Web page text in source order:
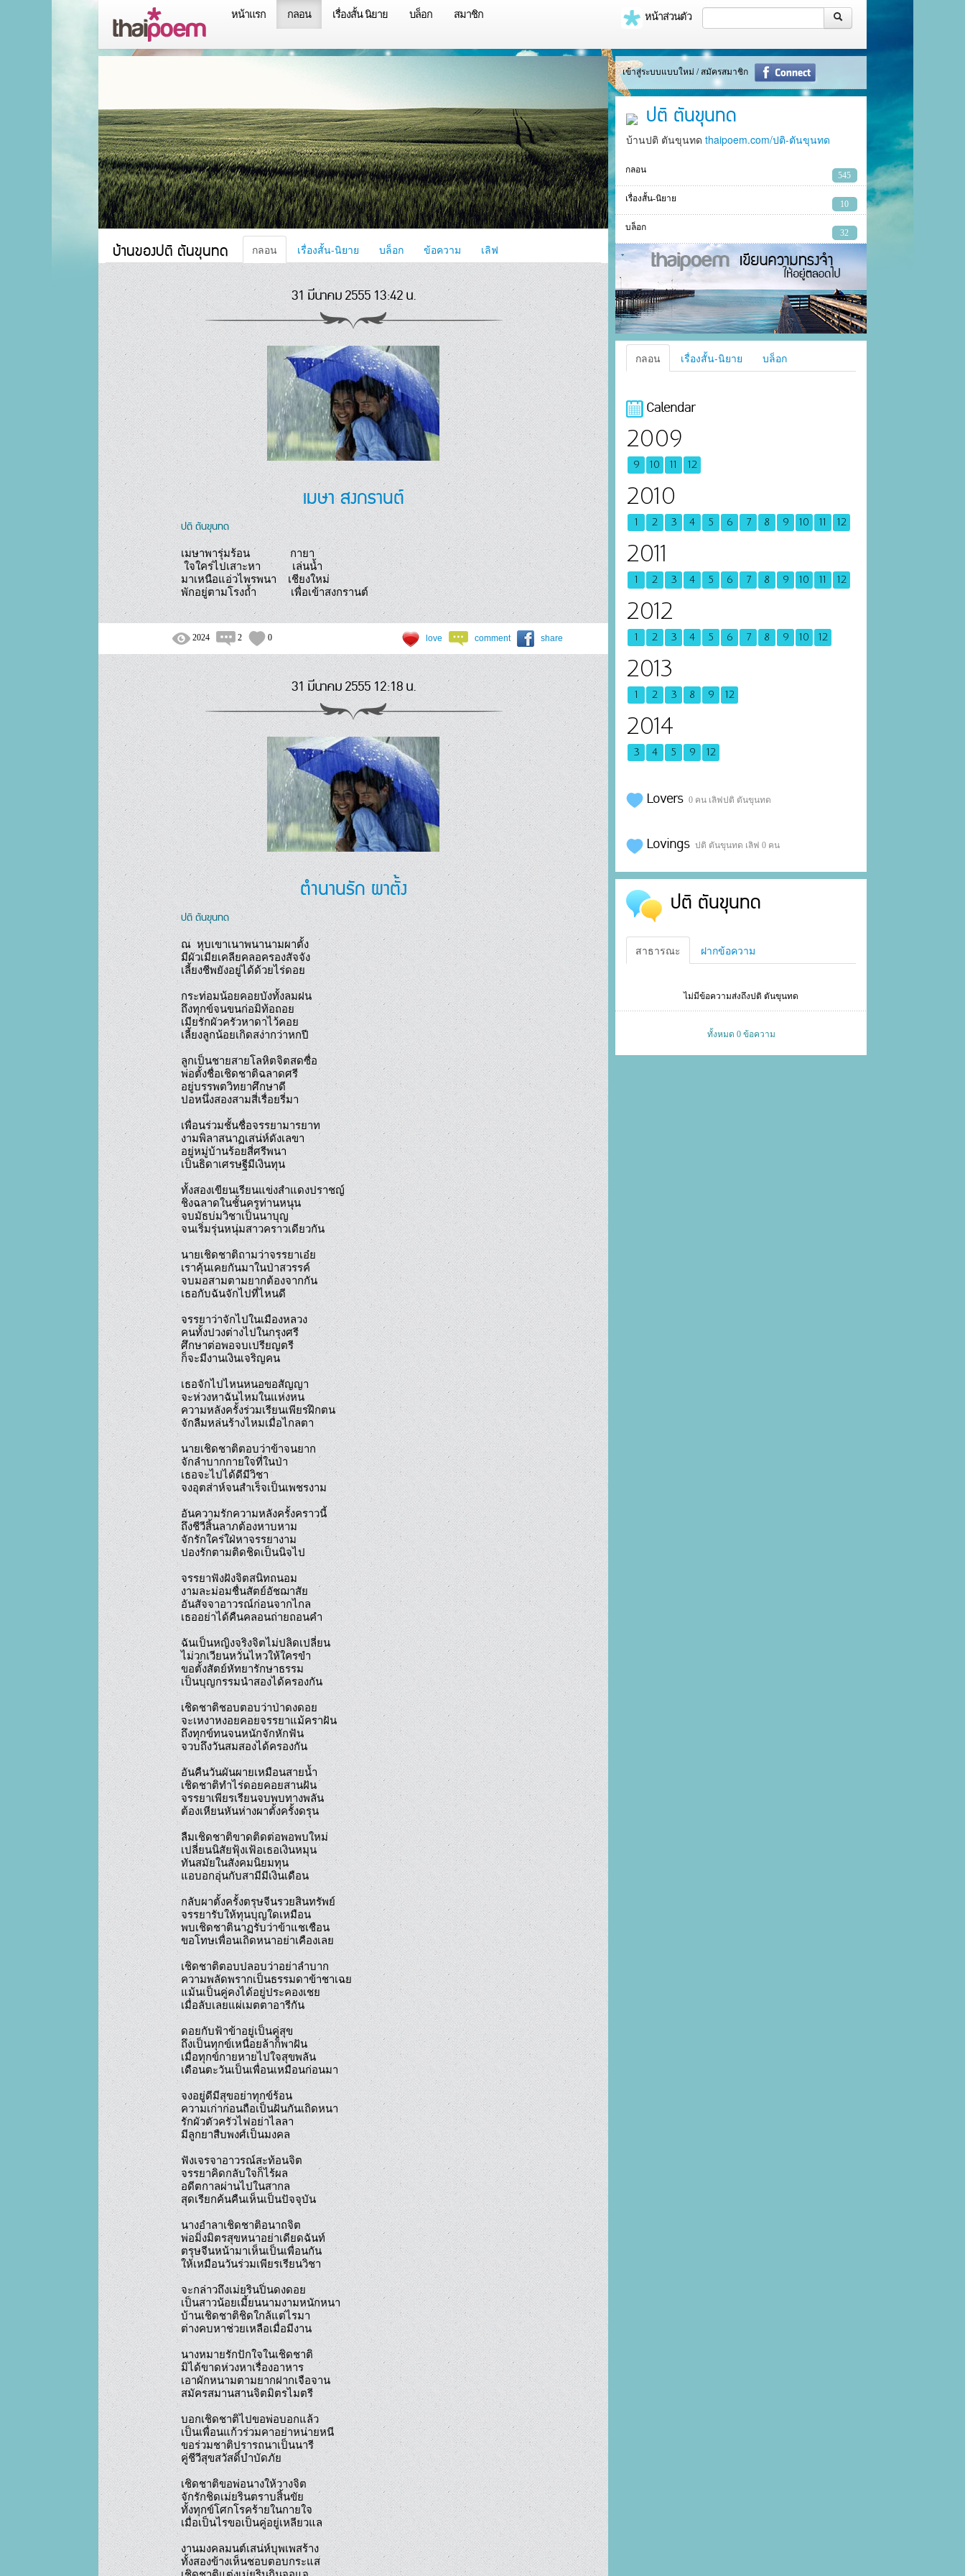
หน้าแรก กลอน เรื่องสั้น นิยาย บล็อก สมาชิก หน้าส่วนตัว
บ้านของปติ ตันขุนทด กลอน เรื่องสั้น-นิยาย บล็อก ข้อความ เลิฟ
31 มีนาคม 2555 13:42 น.
เมษา สงกรานต์
ปติ ตันขุนทด
เมษาพารุ่มร้อน              กายา
ใจใคร่ไปเสาะหา           เล่นน้ำ
มาเหนือแอ่วไพรพนา    เชียงใหม่
พักอยู่ตามโรงถ้ำ            เพื่อเข้าสงกรานต์
2024 2 0 love comment share
31 มีนาคม 2555 12:18 น.
ตำนานรัก ผาตั้ง
ปติ ตันขุนทด
ณ  หุบเขาเนาพนานามผาตั้ง
มีผัวเมียเคลียคลอครองสัจจัง
เลี้ยงชีพยังอยู่ได้ด้วยไร่ดอย
กระท่อมน้อยคอยบังทั้งลมฝน
ถึงทุกข์จนขนก่อมิท้อถอย
เมียรักผัวครัวหาดาไว้คอย
เลี้ยงลูกน้อยเกิดสง่ากว่าหกปี
ลูกเป็นชายสายโลหิตจิตสดซื่อ
พ่อตั้งชื่อเชิดชาติฉลาดศรี
อยู่บรรพตวิทยาศึกษาดี
ปอหนึ่งสองสามสี่เรื่อยรี่มา
เพื่อนร่วมชั้นชื่อจรรยามารยาท
งามพิลาสนาฏเสน่ห์ดังเลขา
อยู่หมู่บ้านร้อยสี่ศรีพนา
เป็นธิดาเศรษฐีมีเงินทุน
ทั้งสองเขียนเรียนแข่งสำแดงปราชญ์
ชิงฉลาดในชั้นครูท่านหนุน
จบมัธบ่มวิชาเป็นนาบุญ
จนเริ่มรุ่นหนุ่มสาวคราวเดียวกัน
นายเชิดชาติถามว่าจรรยาเอ๋ย
เราคุ้นเคยกันมาในป่าสวรรค์
จบมอสามตามยากต้องจากกัน
เธอกับฉันจักไปที่ไหนดี
จรรยาว่าจักไปในเมืองหลวง
คนทั้งปวงต่างไปในกรุงศรี
ศึกษาต่อพอจบเปรียญตรี
ก็จะมีงานเงินเจริญคน
เธอจักไปไหนหนอขอสัญญา
จะห่วงหาฉันไหมในแห่งหน
ความหลังครั้งร่วมเรียนเพียรฝึกตน
จักลืมหล่นร้างไหมเมื่อไกลตา
นายเชิดชาติตอบว่าข้าจนยาก
จักลำบากกายใจที่ในป่า
เธอจะไปได้ดีมีวิชา
จงอุตส่าห์จนสำเร็จเป็นเพชรงาม
อันความรักความหลังครั้งคราวนี้
ถึงชีวีสิ้นลาภต้องหาบหาม
จักรักใคร่ใฝ่หาจรรยางาม
ปองรักตามติดชิดเป็นนิจไป
จรรยาฟังฝังจิตสนิทถนอม
งามละม่อมชื่นสัตย์อัชฌาสัย
อันสัจจาอาวรณ์ก่อนจากไกล
เธออย่าได้คืนคลอนถ่ายถอนคำ
ฉันเป็นหญิงจริงจิตไม่ปลิดเปลี่ยน
ไม่วกเวียนหวั่นไหวให้ใครขำ
ขอตั้งสัตย์หัทยารักษาธรรม
เป็นบุญกรรมนำสองได้ครองกัน
เชิดชาติชอบตอบว่าป่าดงดอย
จะเหงาหงอยคอยจรรยาแม้คราฝัน
ถึงทุกข์ทนจนหนักจักหักฟัน
จวบถึงวันสมสองได้ครองกัน
อันคืนวันผันผายเหมือนสายน้ำ
เชิดชาติทำไร่ดอยคอยสานฝัน
จรรยาเพียรเรียนจบพบทางพลัน
ต้องเหียนหันห่างผาตั้งครั้งดรุน
ลืมเชิดชาติขาดติดต่อพอพบใหม่
เปลี่ยนนิสัยฟุ้งเฟ้อเธอเงินหมุน
ทันสมัยในสังคมนิยมทุน
แอบอกอุ่นกับสามีมีเงินเดือน
กลับผาตั้งครั้งตรุษจีนรวยสินทรัพย์
จรรยารับให้ทุนบุญใดเหมือน
พบเชิดชาตินาฏรับว่าข้าแชเชือน
ขอโทษเพื่อนเถิดหนาอย่าเคืองเลย
เชิดชาติตอบปลอบว่าอย่าลำบาก
ความพลัดพรากเป็นธรรมดาข้าชาเฉย
แม้นเป็นคู่คงได้อยู่ประคองเชย
เมื่อลับเลยแผ่เมตตาอารีกัน
ดอยกับฟ้าข้าอยู่เป็นคู่สุข
ถึงเป็นทุกข์เหนื่อยล้าก็พาฝัน
เมื่อทุกข์กายหายไปใจสุขพลัน
เดือนตะวันเป็นเพื่อนเหมือนก่อนมา
จงอยู่ดีมีสุขอย่าทุกข์ร้อน
ความเก่าก่อนถือเป็นฝันกันเถิดหนา
รักผัวตัวครัวไฟอย่าไลลา
มีลูกยาสืบพงศ์เป็นมงคล
ฟังเจรจาอาวรณ์สะท้อนจิต
จรรยาคิดกลับใจก็ไร้ผล
อดีตกาลผ่านไปในสากล
สุดเรียกค้นคืนเห็นเป็นปัจจุบัน
นางอำลาเชิดชาติอนาถจิต
พ่อมิ่งมิตรสุขหนาอย่าเดียดฉันท์
ตรุษจีนหน้ามาเห็นเป็นเพื่อนกัน
ให้เหมือนวันร่วมเพียรเรียนวิชา
จะกล่าวถึงเม่ยรินปิ่นดงดอย
เป็นสาวน้อยเมี้ยนนามงามหนักหนา
บ้านเชิดชาติชิดใกล้แต่ไรมา
ต่างคบหาช่วยเหลือเมื่อมีงาน
นางหมายรักปักใจในเชิดชาติ
มิได้ขาดห่วงหาเรื่องอาหาร
เอาผักหนามตามยากฝากเจือจาน
สมัครสมานสานจิตมิตรไมตรี
บอกเชิดชาติไปขอพ่อบอกแล้ว
เป็นเพื่อนแก้วร่วมคาอย่าหน่ายหนี
ขอร่วมชาติปรารถนาเป็นนารี
คู่ชีวีสุขสวัสดิ์บำบัดภัย
เชิดชาติขอพ่อนางให้วางจิต
จักรักชิดเม่ยรินตราบสิ้นขัย
ทั้งทุกข์โศกโรคร้ายในกายใจ
เมื่อเป็นไรขอเป็นคู่อยู่เหลียวแล
งานมงคลมนต์เสน่ห์บุพเพสร้าง
ทั้งสองข้างเห็นชอบตอบกระแส
เข้าสู่ระบบแบบใหม่ / สมัครสมาชิก
ปติ ตันขุนทด
บ้านปติ ตันขุนทด thaipoem.com/ปติ-ตันขุนทด
กลอน
545
เรื่องสั้น-นิยาย
10
บล็อก
32
กลอน เรื่องสั้น-นิยาย บล็อก
Calendar
2009
9 10 11 12
2010
1 2 3 4 5 6 7 8 9 10 11 12
2011
1 2 3 4 5 6 7 8 9 10 11 12
2012
1 2 3 4 5 6 7 8 9 10 12
2013
1 2 3 8 9 12
2014
3 4 5 9 12
Lovers 0 คน เลิฟปติ ตันขุนทด
Lovings ปติ ตันขุนทด เลิฟ 0 คน
ปติ ตันขุนทด
สาธารณะ ฝากข้อความ
ไม่มีข้อความส่งถึงปติ ตันขุนทด
ทั้งหมด 0 ข้อความ